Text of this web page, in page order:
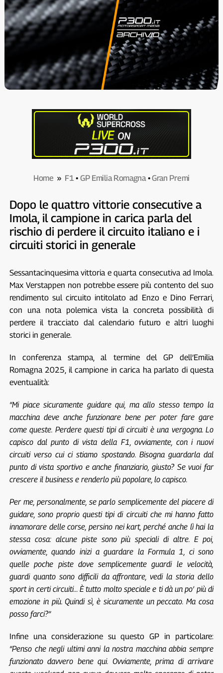
Home » F1• GP Emilia Romagna•Gran Premi
Dopo le quattro vittorie consecutive a
Imola, il campione in carica parla del
rischio di perdere il circuito italiano e i
circuiti storici in generale
Sessantacinquesima vittoria e quarta consecutiva ad Imola.
Max Verstappen non potrebbe essere più contento del suo
rendimento sul circuito intitolato ad Enzo e Dino Ferrari,
con una nota polemica vista la concreta possibilità di
perdere il tracciato dal calendario futuro e altri luoghi
storici in generale.
In conferenza stampa, al termine del GP dell’Emilia
Romagna 2025, il campione in carica ha parlato di questa
eventualità:
“Mi piace sicuramente guidare qui, ma allo stesso tempo la
macchina deve anche funzionare bene per poter fare gare
come queste. Perdere questi tipi di circuiti è una vergogna. Lo
capisco dal punto di vista della F1, ovviamente, con i nuovi
circuiti verso cui ci stiamo spostando. Bisogna guardarla dal
punto di vista sportivo e anche finanziario, giusto? Se vuoi far
crescere il business e renderlo più popolare, lo capisco.
Per me, personalmente, se parlo semplicemente del piacere di
guidare, sono proprio questi tipi di circuiti che mi hanno fatto
innamorare delle corse, persino nei kart, perché anche lì hai la
stessa cosa: alcune piste sono più speciali di altre. E poi,
ovviamente, quando inizi a guardare la Formula 1, ci sono
quelle poche piste dove semplicemente guardi le velocità,
guardi quanto sono difficili da affrontare, vedi la storia dello
sport in certi circuiti… È tutto molto speciale e ti dà un po’ più di
emozione in più. Quindi sì, è sicuramente un peccato. Ma cosa
posso farci?”
Infine una considerazione su questo GP in particolare:
“Penso che negli ultimi anni la nostra macchina abbia sempre
funzionato davvero bene qui. Ovviamente, prima di arrivare